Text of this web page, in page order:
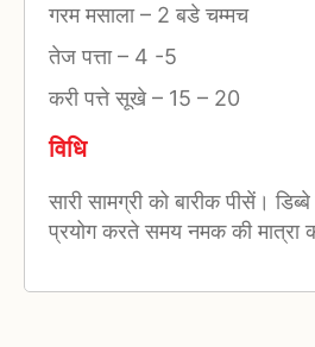
गरम मसाला– 2 बडे चम्मच
तेज पत्ता– 4 -5
करी पत्ते सूखे– 15 – 20
विधि
सारी सामग्री को बारीक पीसें।
प्रयोग करते समय नमक की मात्रा